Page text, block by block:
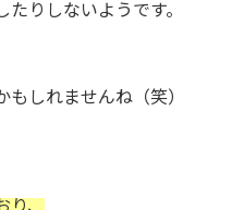
りしないようです。
しれませんね（笑）
、